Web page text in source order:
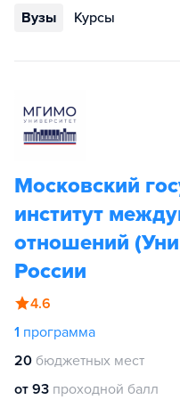
Вузы Курсы
Московский
институт
отношений
России
4.6
1 программа
20 бюджетных мест
от 93 проходной балл